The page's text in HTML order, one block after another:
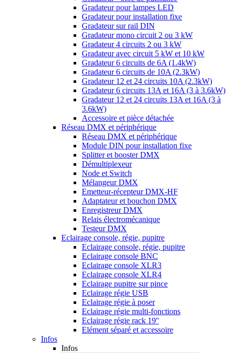
Gradateur pour lampes LED
Gradateur pour installation fixe
Gradateur sur rail DIN
Gradateur mono circuit 2 ou 3 kW
Gradateur 4 circuits 2 ou 3 kW
Gradateur avec circuit 5 kW et 10 kW
Gradateur 6 circuits de 6A (1.4kW)
Gradateur 6 circuits de 10A (2.3kW)
Gradateur 12 et 24 circuits 10A (2.3kW)
Gradateur 6 circuits 13A et 16A (3 à 3.6kW)
Gradateur 12 et 24 circuits 13A et 16A (3 à
3.6kW)
Accessoire et pièce détachée
Réseau DMX et périphérique
Réseau DMX et périphérique
Module DIN pour installation fixe
Splitter et booster DMX
Démultiplexeur
Node et Switch
Mélangeur DMX
Emetteur-récepteur DMX-HF
Adaptateur et bouchon DMX
Enregistreur DMX
Relais électromécanique
Testeur DMX
Eclairage console, régie, pupitre
Eclairage console, régie, pupitre
Eclairage console BNC
Eclairage console XLR3
Eclairage console XLR4
Eclairage pupitre sur pince
Eclairage régie USB
Eclairage régie à poser
Eclairage régie multi-fonctions
Eclairage régie rack 19''
Elément séparé et accessoire
Infos
Infos